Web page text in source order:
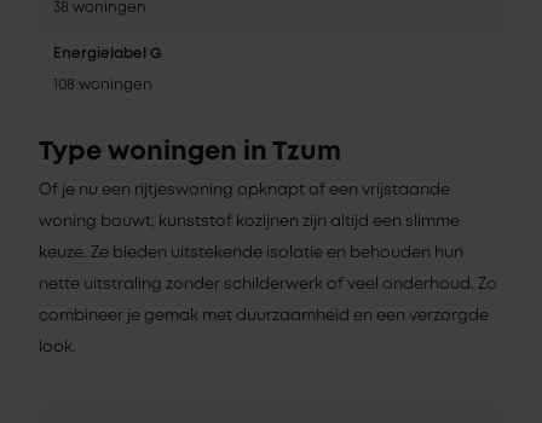
38 woningen
Energielabel G
108 woningen
Type woningen in Tzum
Of je nu een rijtjeswoning opknapt of een vrijstaande
woning bouwt, kunststof kozijnen zijn altijd een slimme
keuze. Ze bieden uitstekende isolatie en behouden hun
nette uitstraling zonder schilderwerk of veel onderhoud. Zo
combineer je gemak met duurzaamheid en een verzorgde
look.